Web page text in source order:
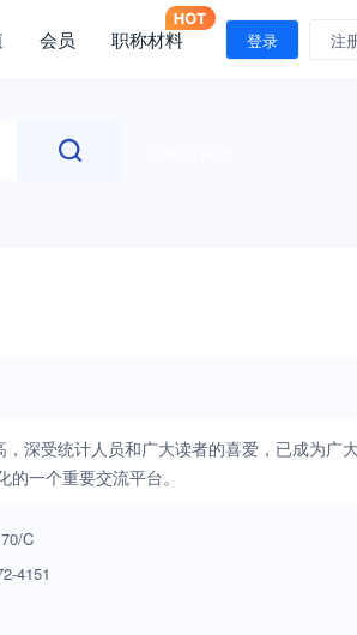
会员 职称材料 登录 注
深受统计人员和广大读者的喜爱，已成为广
一个重要交流平台。
C
4151